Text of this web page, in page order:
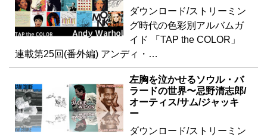
ダウンロード/ストリーミン
グ時代の色彩別アルバムガ
イド 「TAP the COLOR」
連載第25回(番外編) アンディ・…
左胸を泣かせるソウル・バ
ラードの世界〜忌野清志郎/
オーティス/サム/ジャッキ
ー
ダウンロード/ストリーミン